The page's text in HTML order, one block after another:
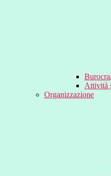
Attività
Organizzazione